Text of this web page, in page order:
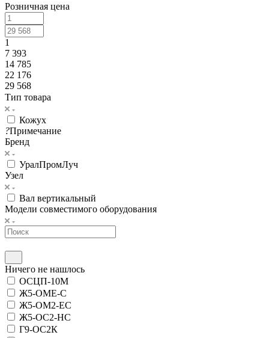
Розничная цена
1
7 393
14 785
22 176
29 568
Тип товара
Кожух
?Примечание
Бренд
УралПромЛуч
Узел
Вал вертикальный
Модели совместимого оборудования
Ничего не нашлось
ОСЦП-10М
Ж5-ОМЕ-С
Ж5-ОМ2-ЕС
Ж5-ОС2-НС
Г9-ОС2К